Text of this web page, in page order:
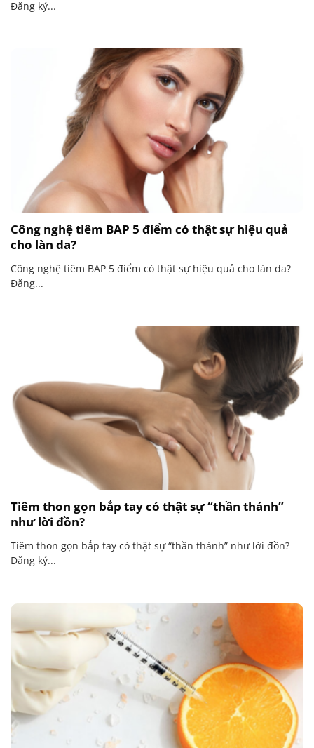
Đăng ký...
Công nghệ tiêm BAP 5 điểm có thật sự hiệu quả
cho làn da?
Công nghệ tiêm BAP 5 điểm có thật sự hiệu quả cho làn da?
Đăng...
Tiêm thon gọn bắp tay có thật sự “thần thánh”
như lời đồn?
Tiêm thon gọn bắp tay có thật sự “thần thánh” như lời đồn?
Đăng ký...